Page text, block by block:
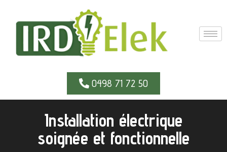
0498 71 72 50
Installation électrique
soignée et fonctionnelle